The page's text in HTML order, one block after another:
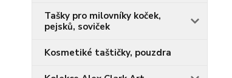
Tašky pro milovníky koček,
pejsků, soviček
Kosmetiké taštičky, pouzdra